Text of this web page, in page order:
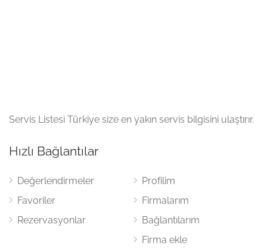
Servis Listesi Türkiye size en yakın servis bilgisini ulaştırır.
Hızlı Bağlantılar
Değerlendirmeler
Favoriler
Rezervasyonlar
Profilim
Firmalarım
Bağlantılarım
Firma ekle